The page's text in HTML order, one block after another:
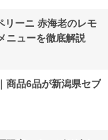
リーニ 赤海老のレモ
ニューを徹底解説
商品6品が新潟県セブ